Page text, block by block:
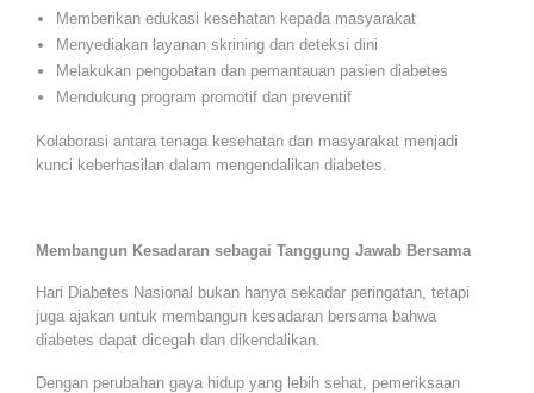
Memberikan edukasi kesehatan kepada masyarakat
Menyediakan layanan skrining dan deteksi dini
Melakukan pengobatan dan pemantauan pasien diabetes
Mendukung program promotif dan preventif
Kolaborasi antara tenaga kesehatan dan masyarakat menjadi
kunci keberhasilan dalam mengendalikan diabetes.
Membangun Kesadaran sebagai Tanggung Jawab Bersama
Hari Diabetes Nasional bukan hanya sekadar peringatan, tetapi
juga ajakan untuk membangun kesadaran bersama bahwa
diabetes dapat dicegah dan dikendalikan.
Dengan perubahan gaya hidup yang lebih sehat, pemeriksaan